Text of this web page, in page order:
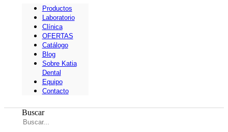
Productos
Laboratorio
Clínica
OFERTAS
Catálogo
Blog
Sobre Katia
Dental
Equipo
Contacto
Buscar